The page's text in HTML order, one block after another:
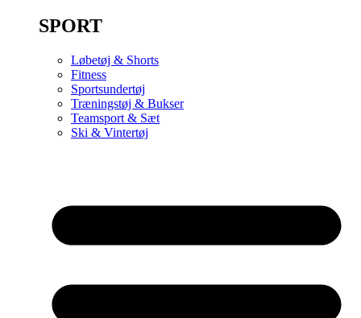
SPORT
Løbetøj & Shorts
Fitness
Sportsundertøj
Træningstøj & Bukser
Teamsport & Sæt
Ski & Vintertøj